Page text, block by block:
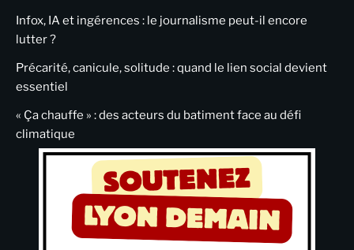
Infox, IA et ingérences : le journalisme peut-il encore
lutter ?
Précarité, canicule, solitude : quand le lien social devient
essentiel
« Ça chauffe » : des acteurs du batiment face au défi
climatique